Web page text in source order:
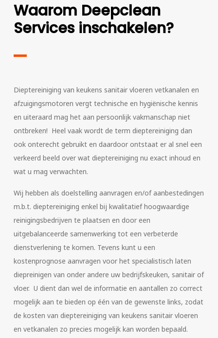
Waarom Deepclean
Services inschakelen?
Dieptereiniging van keukens sanitair vloeren vetkanalen en
afzuigingsmotoren vergt technische en hygiënische kennis
en uiteraard mag het aan persoonlijk vakmanschap niet
ontbreken! Heel vaak wordt de term dieptereiniging dan
ook onterecht gebruikt en daardoor ontstaat er al snel een
verkeerd beeld over wat dieptereiniging nu exact inhoud en
wat u mag verwachten.
Wij hebben als doelstelling aanvragen en/of aanbestedingen
m.b.t. dieptereiniging enkel bij kwalitatief hoogwaardige
reinigingsbedrijven te plaatsen en door een
uitgebalanceerde samenwerking tot een verbeterde
dienstverlening te komen. Tevens kunt u een
kostenprognose aanvragen voor het specialistisch laten
diepreinigen van onder andere uw bedrijfskeuken, sanitair of
vloer. U dient dan wel de informatie en aantallen zo correct
mogelijk aan te bieden op één van de gewenste links, zodat
de kosten van dieptereiniging van keukens sanitair vloeren
en vetkanalen zo precies mogelijk kan worden bepaald.